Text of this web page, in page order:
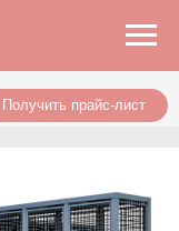
Получить прайс-лист